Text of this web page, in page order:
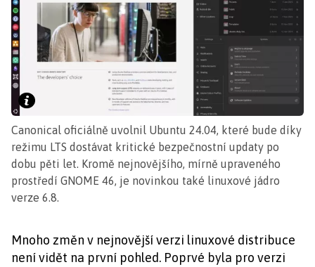
Canonical oficiálně uvolnil Ubuntu 24.04, které bude díky
režimu LTS dostávat kritické bezpečnostní updaty po
dobu pěti let. Kromě nejnovějšího, mírně upraveného
prostředí GNOME 46, je novinkou také linuxové jádro
verze 6.8.
Mnoho změn v nejnovější verzi linuxové distribuce
není vidět na první pohled. Poprvé byla pro verzi